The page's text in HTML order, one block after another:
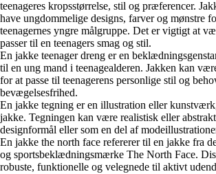
teenageres kropsstørrelse, stil og præferencer.
have ungdommelige designs, farver og mønstre
teenagernes yngre målgruppe. Det er vigtigt at
passer til en teenagers smag og stil.
En jakke teenager dreng er en
til en ung mand i teenagealderen. Jakken kan
for at passe til teenagerens personlige stil og
bevægelsesfrihed.
En jakke tegning er en illustration eller
jakke. Tegningen kan være realistisk eller
designformål eller som en del af
En jakke the north face refererer til en jakke fra
og sportsbeklædningsmærke The North Face.
robuste, funktionelle og velegnede til aktivt